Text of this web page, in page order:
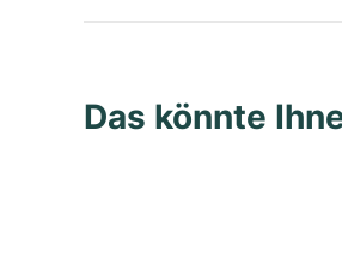
Das könnte